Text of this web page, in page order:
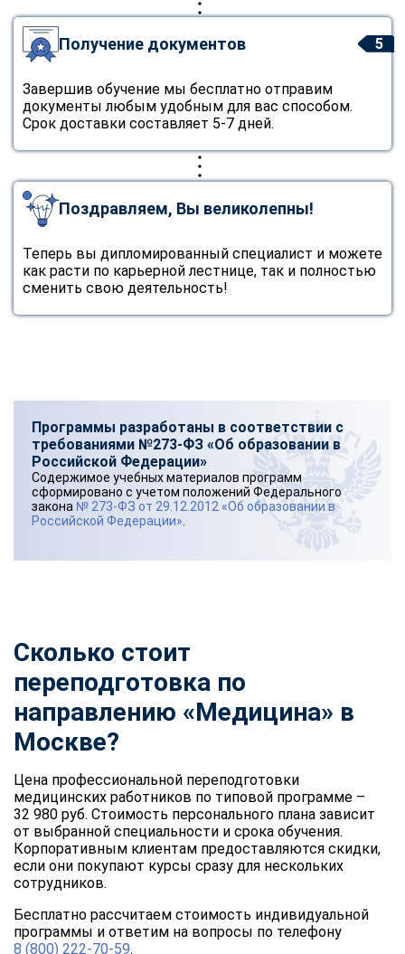
5
Получение документов
Завершив обучение мы бесплатно отправим
документы любым удобным для вас способом.
Срок доставки составляет 5-7 дней.
Поздравляем, Вы великолепны!
Теперь вы дипломированный специалист и можете
как расти по карьерной лестнице, так и полностью
сменить свою деятельность!
Программы разработаны в соответствии с
требованиями №273-ФЗ «Об образовании в
Российской Федерации»
Содержимое учебных материалов программ
сформировано с учетом положений Федерального
закона № 273-ФЗ от 29.12.2012 «Об образовании в
Российской Федерации»
Сколько стоит
переподготовка по
направлению «Медицина» в
Москве?
Цена профессиональной переподготовки
медицинских работников по типовой программе –
32 980 руб. Стоимость персонального плана зависит
от выбранной специальности и срока обучения.
Корпоративным клиентам предоставляются скидки,
если они покупают курсы сразу для нескольких
сотрудников.
Бесплатно рассчитаем стоимость индивидуальной
программы и ответим на вопросы по телефону
8 (800) 222-70-59.